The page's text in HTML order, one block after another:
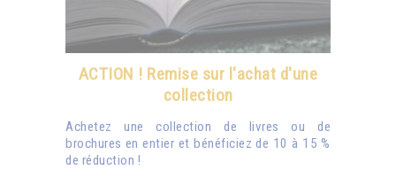
ACTION ! Remise sur l'achat d'une
collection
Achetez une collection de livres ou de
brochures en entier et bénéficiez de 10 à 15 %
de réduction !